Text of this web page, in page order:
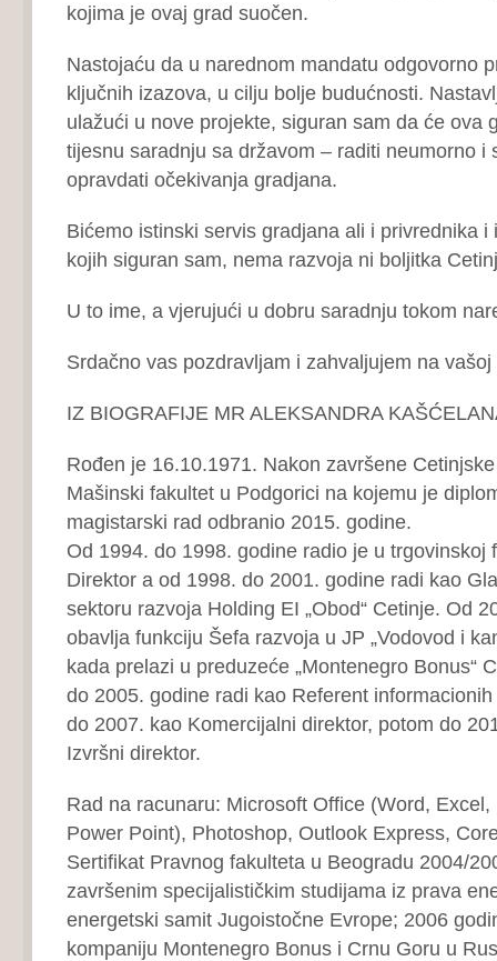
kojima je ovaj grad suočen.
Nastojaću da u narednom mandatu odgovorno
ključnih izazova, u cilju bolje budućnosti.
ulažući u nove projekte, siguran sam da će ova
tijesnu saradnju sa državom – raditi neumorno i
opravdati očekivanja gradjana.
Bićemo istinski servis gradjana ali i privrednika i
kojih siguran sam, nema razvoja ni boljitka
U to ime, a vjerujući u dobru saradnju tokom
Srdačno vas pozdravljam i zahvaljujem na vašoj
IZ BIOGRAFIJE MR ALEKSANDRA
Rođen je 16.10.1971. Nakon završene
Mašinski fakultet u Podgorici na kojemu je
magistarski rad odbranio 2015. godine.
Od 1994. do 1998. godine radio je u trgovinskoj
Direktor a od 1998. do 2001. godine radi kao
sektoru razvoja Holding EI „Obod“ Cetinje. Od
obavlja funkciju Šefa razvoja u JP „Vodovod i
kada prelazi u preduzeće „Montenegro Bonus“
do 2005. godine radi kao Referent
do 2007. kao Komercijalni direktor, potom do
Izvršni direktor.
Rad na racunaru: Microsoft Office (Word, Excel,
Power Point), Photoshop, Outlook Express,
Sertifikat Pravnog fakulteta u Beogradu 2004/
završenim specijalističkim studijama iz prava
energetski samit Jugoistočne Evrope; 2006
kompaniju Montenegro Bonus i Crnu Goru u